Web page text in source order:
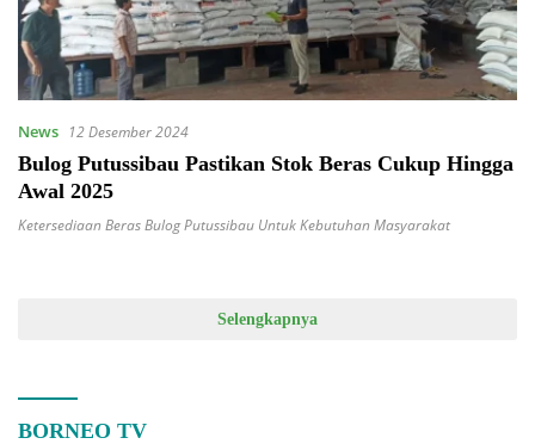
News 12 Desember 2024
Bulog Putussibau Pastikan Stok Beras Cukup Hingga
Awal 2025
Ketersediaan Beras Bulog Putussibau Untuk Kebutuhan Masyarakat
Selengkapnya
BORNEO TV